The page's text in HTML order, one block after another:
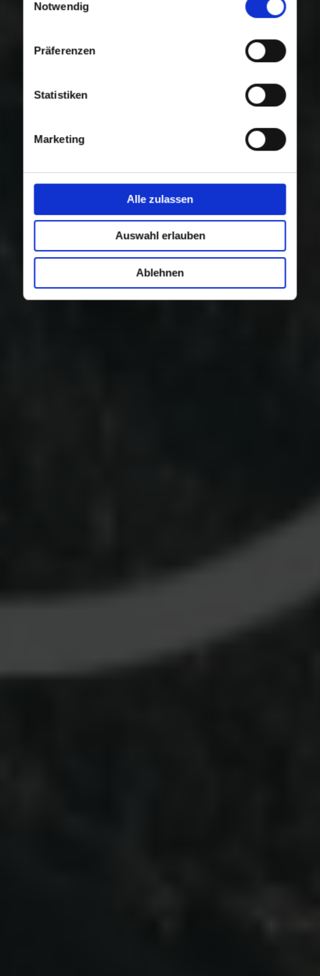
Nutzung der Dienste gesammelt haben.
Notwendig
Präferenzen
Statistiken
Marketing
Alle zulassen
Auswahl erlauben
Ablehnen